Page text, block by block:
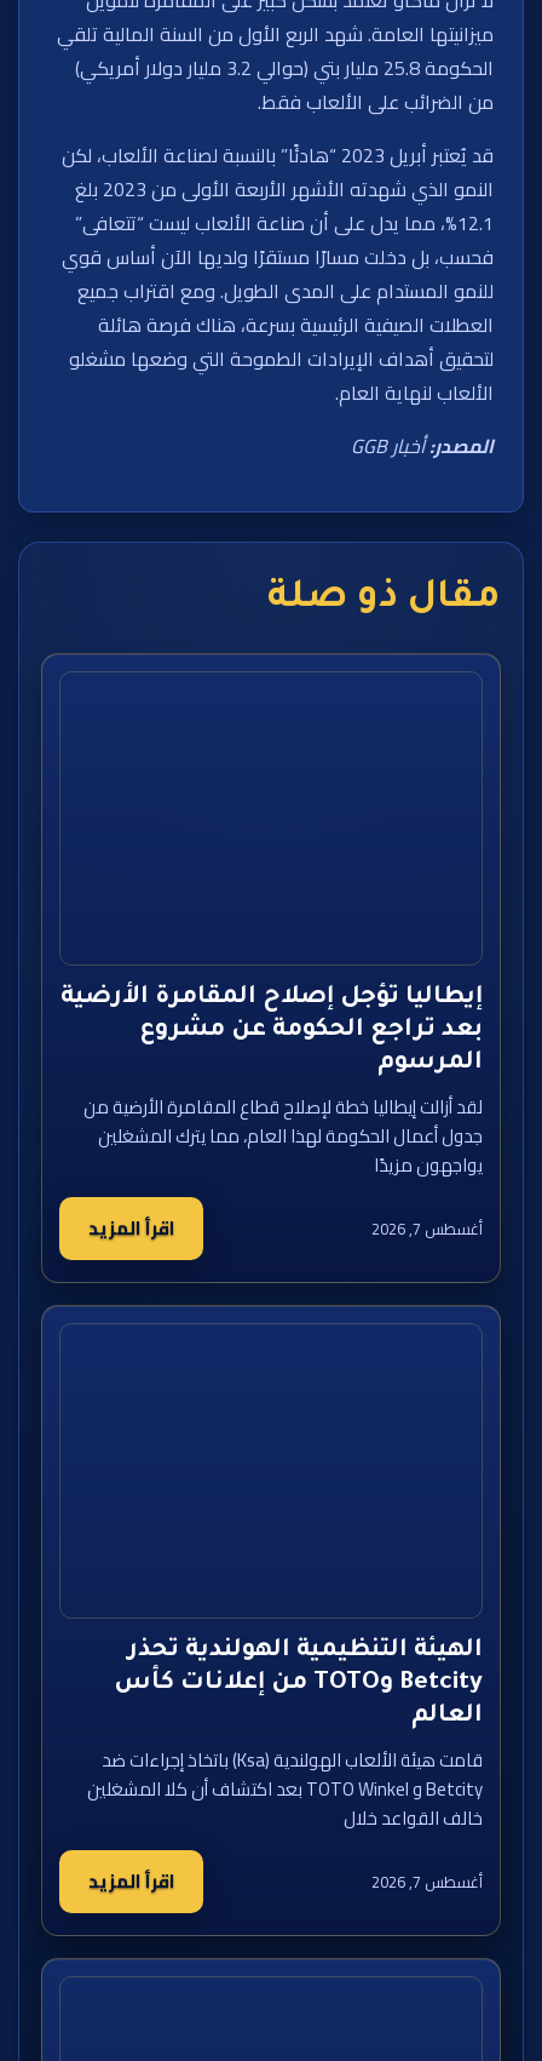
ميزانيتها العامة. شهد الربع الأول من السنة المالية تلقي
الحكومة 25.8 مليار بتي (حوالي 3.2 مليار دولار أمريكي)
من الضرائب على الألعاب فقط.
قد يُعتبر أبريل 2023 “هادئًا” بالنسبة لصناعة الألعاب، لكن
النمو الذي شهدته الأشهر الأربعة الأولى من 2023 بلغ
12.1%، مما يدل على أن صناعة الألعاب ليست “تتعافى”
فحسب، بل دخلت مسارًا مستقرًا ولديها الآن أساس قوي
للنمو المستدام على المدى الطويل. ومع اقتراب جميع
العطلات الصيفية الرئيسية بسرعة، هناك فرصة هائلة
لتحقيق أهداف الإيرادات الطموحة التي وضعها مشغلو
الألعاب لنهاية العام.
المصدر:أخبار GGB
مقال ذو صلة
إيطاليا تؤجل إصلاح المقامرة الأرضية
بعد تراجع الحكومة عن مشروع
المرسوم
لقد أزالت إيطاليا خطة لإصلاح قطاع المقامرة الأرضية من
جدول أعمال الحكومة لهذا العام، مما يترك المشغلين
يواجهون مزيدًا
أغسطس 7, 2026 اقرأ المزيد
الهيئة التنظيمية الهولندية تحذر
Betcity وTOTO من إعلانات كأس
العالم
قامت هيئة الألعاب الهولندية (Ksa) باتخاذ إجراءات ضد
Betcity و TOTO Winkel بعد اكتشاف أن كلا المشغلين
خالف القواعد خلال
أغسطس 7, 2026 اقرأ المزيد